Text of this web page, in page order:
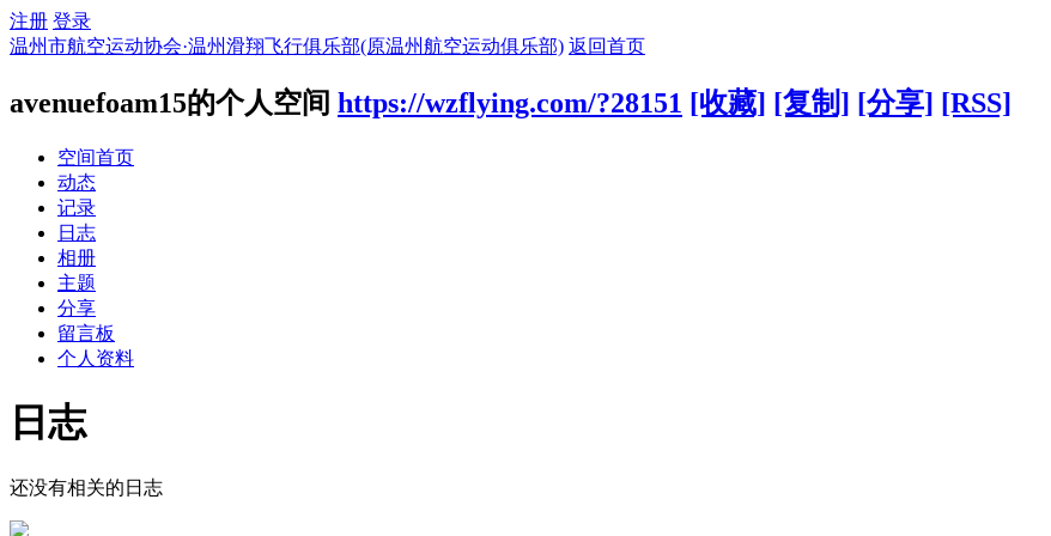
注册 登录
温州市航空运动协会·温州滑翔飞行俱乐部(原温州航空运动俱乐部) 返回首页
avenuefoam15的个人空间 https://wzflying.com/?28151 [收藏] [复制] [分享] [RSS]
空间首页
动态
记录
日志
相册
主题
分享
留言板
个人资料
日志
还没有相关的日志